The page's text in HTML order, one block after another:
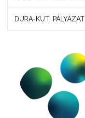
DURA-KUTI PÁLYÁZAT